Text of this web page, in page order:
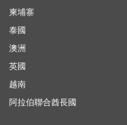
柬埔寨
泰國
澳洲
英國
越南
阿拉伯聯合酋長國